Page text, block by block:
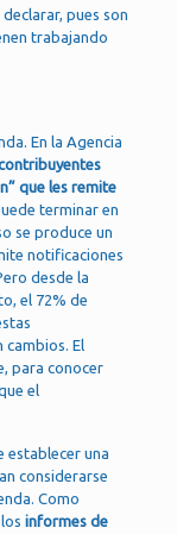
pues son
trabajando
En la Agencia
que les remite
terminar en
se produce un
notificaciones
desde la
el 72% de
cambios. El
para conocer
el
establecer una
considerarse
Como
informes de